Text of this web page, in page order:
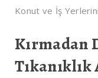
Konut ve İş
Kırmadan
Tıkanıklık